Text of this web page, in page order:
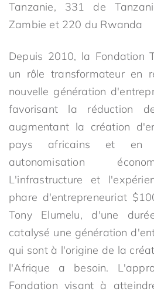
Tanzanie, 331 de
Zambie et 220 du Rwanda
Depuis 2010, la Fondation
un rôle transformateur en
nouvelle génération
favorisant la réduction
augmentant la création
pays africains et en
autonomisation
L'infrastructure et
phare d'entrepreneuriat
Tony Elumelu, d'une
catalysé une génération
qui sont à l'origine de la
l'Afrique a besoin.
Fondation visant à